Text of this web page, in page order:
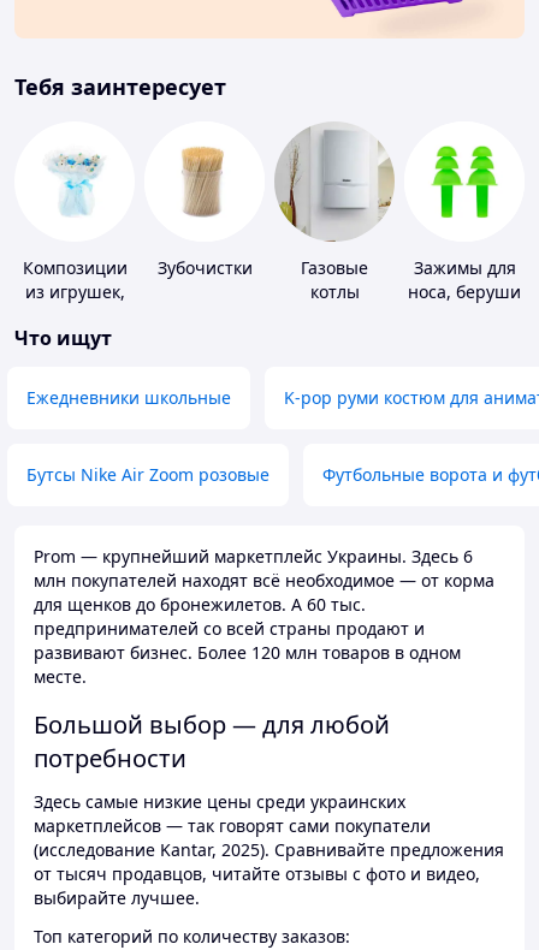
Тебя заинтересует
Композиции
из игрушек,
подгузников
Зубочистки
Газовые
котлы
Зажимы для
носа, беруши
Что ищут
Ежедневники школьные K-pop руми костюм для
Бутсы Nike Air Zoom розовые Футбольные ворота и
Prom — крупнейший маркетплейс Украины. Здесь 6
млн покупателей находят всё необходимое — от корма
для щенков до бронежилетов. А 60 тыс.
предпринимателей со всей страны продают и
развивают бизнес. Более 120 млн товаров в одном
месте.
Большой выбор — для любой
потребности
Здесь самые низкие цены среди украинских
маркетплейсов — так говорят сами покупатели
(исследование Kantar, 2025). Сравнивайте предложения
от тысяч продавцов, читайте отзывы с фото и видео,
выбирайте лучшее.
Топ категорий по количеству заказов: